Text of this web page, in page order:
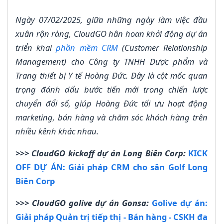
Ngày 07/02/2025, giữa những ngày làm việc đầu
xuân rộn ràng, CloudGO hân hoan khởi động dự án
triển khaiphần mềm CRM(Customer Relationship
Management) cho Công ty TNHH Dược phẩm và
Trang thiết bị Y tế Hoàng Đức. Đây là cột mốc quan
trọng đánh dấu bước tiến mới trong chiến lược
chuyển đổi số, giúp Hoàng Đức tối ưu hoạt động
marketing, bán hàng và chăm sóc khách hàng trên
nhiều kênh khác nhau.
>>> CloudGO kickoff dự án Long Biên Corp: KICK
OFF DỰ ÁN: Giải pháp CRM cho sân Golf Long
Biên Corp
>>> CloudGO golive dự án Gonsa: Golive dự án:
Giải pháp Quản trị tiếp thị - Bán hàng - CSKH đa